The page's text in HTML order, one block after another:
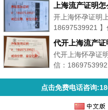
上海流产证明
开上海怀孕证明
18697539921 】
代开上海流产证
代开上海怀孕证
信：
点击免费电话咨询